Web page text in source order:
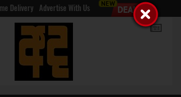
Delivery Advertise With Us